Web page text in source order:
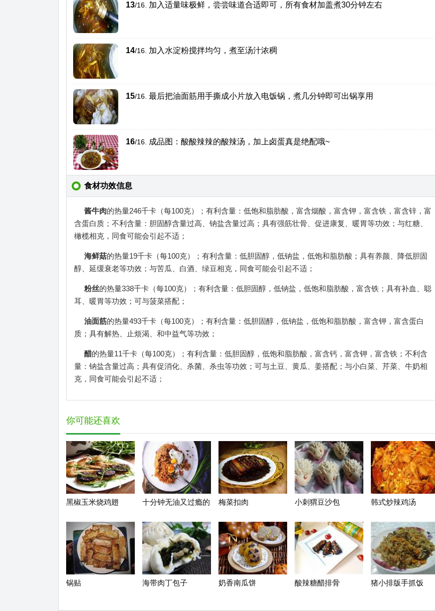
13/16. 加入适量味极鲜，尝尝味道合适即可，所有食材加盖煮30分钟左右
14/16. 加入水淀粉搅拌均匀，煮至汤汁浓稠
15/16. 最后把油面筋用手撕成小片放入电饭锅，煮几分钟即可出锅享用
16/16. 成品图：酸酸辣辣的酸辣汤，加上卤蛋真是绝配哦~
食材功效信息
酱牛肉的热量246千卡（每100克）；有利含量：低饱和脂肪酸，富含烟酸，富含钾，富含铁，富含锌，富
含蛋白质；不利含量：胆固醇含量过高、钠盐含量过高；具有强筋壮骨、促进康复、暖胃等功效；与红糖、
橄榄相克，同食可能会引起不适；
海鲜菇的热量19千卡（每100克）；有利含量：低胆固醇，低钠盐，低饱和脂肪酸；具有养颜、降低胆固
醇、延缓衰老等功效；与苦瓜、白酒、绿豆相克，同食可能会引起不适；
粉丝的热量338千卡（每100克）；有利含量：低胆固醇，低钠盐，低饱和脂肪酸，富含铁；具有补血、聪
耳、暖胃等功效；可与菠菜搭配；
油面筋的热量493千卡（每100克）；有利含量：低胆固醇，低钠盐，低饱和脂肪酸，富含钾，富含蛋白
质；具有解热、止烦渴、和中益气等功效；
醋的热量11千卡（每100克）；有利含量：低胆固醇，低饱和脂肪酸，富含钙，富含钾，富含铁；不利含
量：钠盐含量过高；具有促消化、杀菌、杀虫等功效；可与土豆、黄瓜、姜搭配；与小白菜、芹菜、牛奶相
克，同食可能会引起不适；
你可能还喜欢
黑椒玉米烧鸡翅
十分钟无油又过瘾的
梅菜扣肉 小刺猬豆沙包 韩式炒辣鸡汤
锅贴 海带肉丁包子 奶香南瓜饼 酸辣糖醋排骨 猪小排版手抓饭